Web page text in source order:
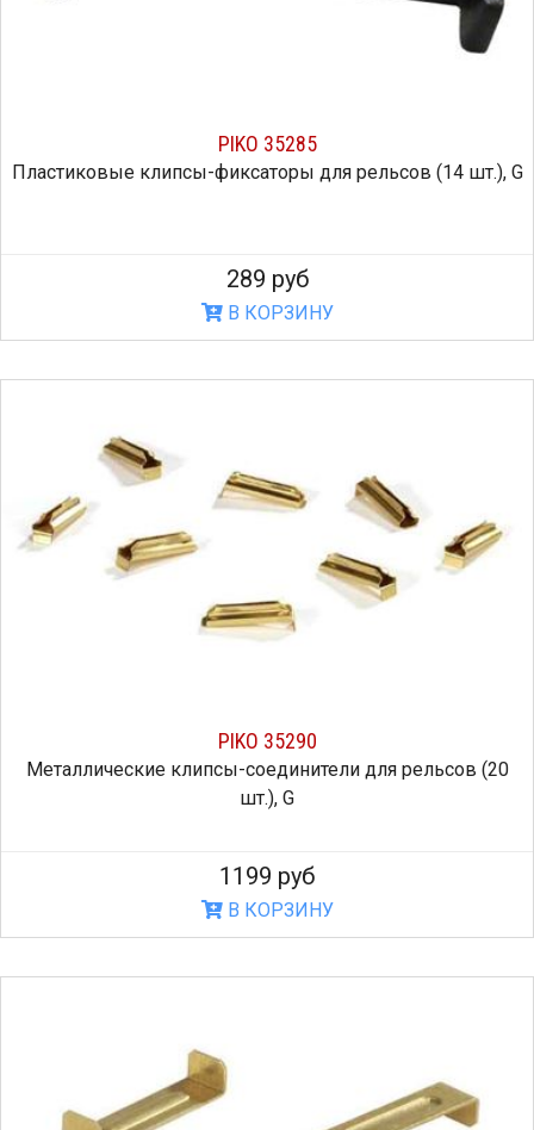
PIKO 35285
Пластиковые клипсы-фиксаторы для рельсов (14 шт.), G
289 руб
В КОРЗИНУ
PIKO 35290
Металлические клипсы-соединители для рельсов (20
шт.), G
1199 руб
В КОРЗИНУ